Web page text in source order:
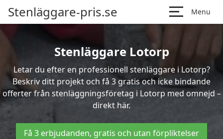
Stenläggare-pris.se Menu
Stenläggare Lotorp
Letar du efter en professionell stenläggare i Lotorp?
Beskriv ditt projekt och få 3 gratis och icke bindande
offerter från stenläggningsföretag i Lotorp med omnejd –
direkt här.
Få 3 erbjudanden, gratis och utan förpliktelser